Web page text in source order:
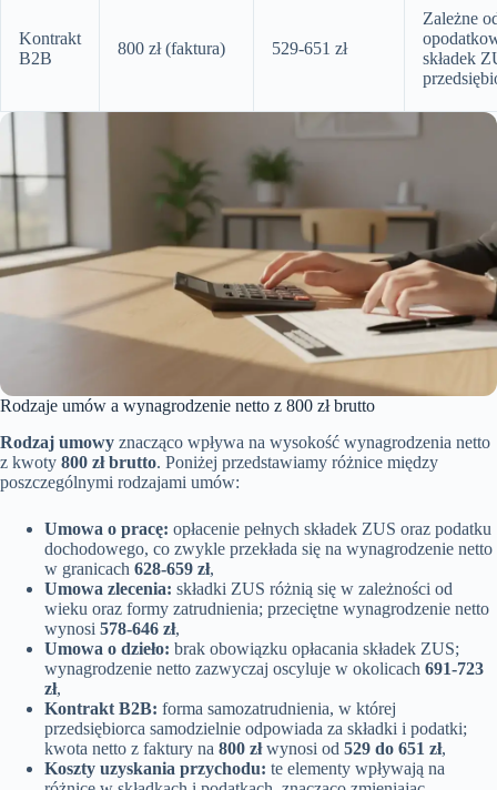
Kontrakt
B2B
800 zł (faktura) 529-651 zł
Zależne
składek
Rodzaje umów a wynagrodzenie netto z 800 zł brutto
Rodzaj umowy znacząco wpływa na wysokość wynagrodzenia netto
z kwoty 800 zł brutto. Poniżej przedstawiamy różnice między
poszczególnymi rodzajami umów:
Umowa o pracę: opłacenie pełnych składek ZUS oraz podatku
dochodowego, co zwykle przekłada się na wynagrodzenie netto
w granicach 628-659 zł,
Umowa zlecenia: składki ZUS różnią się w zależności od
wieku oraz formy zatrudnienia; przeciętne wynagrodzenie netto
wynosi 578-646 zł,
Umowa o dzieło: brak obowiązku opłacania składek ZUS;
wynagrodzenie netto zazwyczaj oscyluje w okolicach 691-723
zł,
Kontrakt B2B: forma samozatrudnienia, w której
przedsiębiorca samodzielnie odpowiada za składki i podatki;
kwota netto z faktury na 800 złwynosi od 529 do 651 zł,
Koszty uzyskania przychodu: te elementy wpływają na